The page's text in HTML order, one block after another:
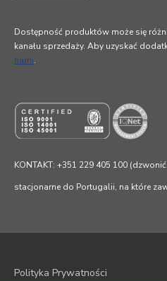
Dostępność produktów może się
kanału sprzedaży. Aby uzyskać
nami.
KONTAKT: +351 229 405 100
stacjonarne do Portugalii, na które
Polityka Prywatności